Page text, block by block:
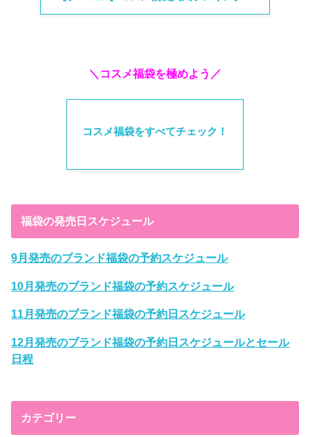
＼コスメ福袋を極めよう／
コスメ福袋をすべてチェック！
福袋の発売日スケジュール
9月発売のブランド福袋の予約スケジュール
10月発売のブランド福袋の予約スケジュール
11月発売のブランド福袋の予約日スケジュール
12月発売のブランド福袋の予約日スケジュールとセール
日程
カテゴリー